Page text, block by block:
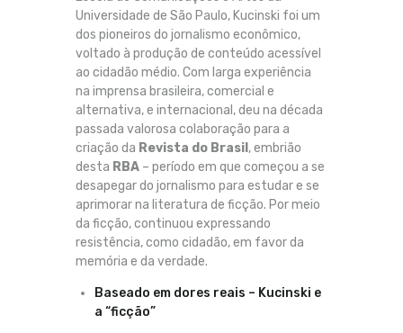
Universidade de São Paulo, Kucinski foi um
dos pioneiros do jornalismo econômico,
voltado à produção de conteúdo acessível
ao cidadão médio. Com larga experiência
na imprensa brasileira, comercial e
alternativa, e internacional, deu na década
passada valorosa colaboração para a
criação da Revista do Brasil , embrião
desta RBA – período em que começou a se
desapegar do jornalismo para estudar e se
aprimorar na literatura de ficção. Por meio
da ficção, continuou expressando
resistência, como cidadão, em favor da
memória e da verdade.
Baseado em dores reais – Kucinski e
a “ficção”